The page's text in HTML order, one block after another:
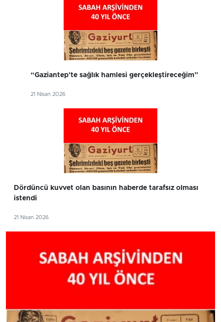
“Gaziantep'te sağlık hamlesi gerçekleştireceğim”
21 Nisan 2026
Dördüncü kuvvet olan basının haberde tarafsız olması
istendi
21 Nisan 2026